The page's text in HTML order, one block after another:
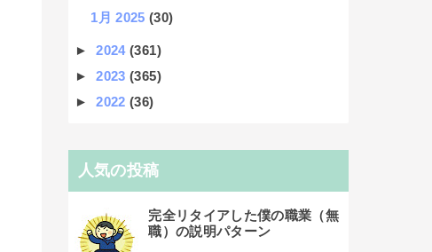
1月 2025(30)
►2024(361)
►2023(365)
►2022(36)
人気の投稿
完全リタイアした僕の職業（無
職）の説明パターン